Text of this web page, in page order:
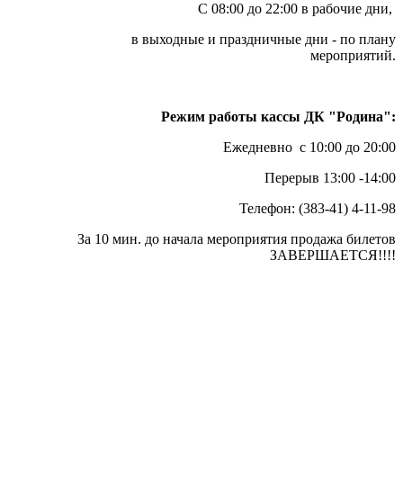
С 08:00 до 22:00 в рабочие дни,
в выходные и праздничные дни - по плану
мероприятий.
Режим работы кассы ДК "Родина":
Ежедневно с 10:00 до 20:00
Перерыв 13:00 -14:00
Телефон: (383-41) 4-11-98
За 10 мин. до начала мероприятия продажа билетов
ЗАВЕРШАЕТСЯ!!!!